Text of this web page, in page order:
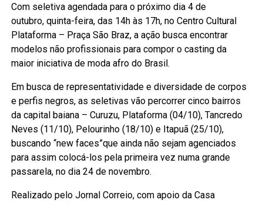
Com seletiva agendada para o próximo dia 4 de
outubro, quinta-feira, das 14h às 17h, no Centro Cultural
Plataforma – Praça São Braz, a ação busca encontrar
modelos não profissionais para compor o casting da
maior iniciativa de moda afro do Brasil.
Em busca de representatividade e diversidade de corpos
e perfis negros, as seletivas vão percorrer cinco bairros
da capital baiana – Curuzu, Plataforma (04/10), Tancredo
Neves (11/10), Pelourinho (18/10) e Itapuã (25/10),
buscando “new faces”que ainda não sejam agenciados
para assim colocá-los pela primeira vez numa grande
passarela, no dia 24 de novembro.
Realizado pelo Jornal Correio, com apoio da Casa